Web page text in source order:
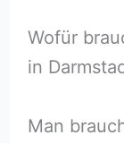
Wofür
in
Man